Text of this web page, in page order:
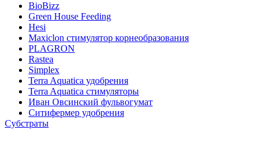
BioBizz
Green House Feeding
Hesi
Maxiclon стимулятор корнеобразования
PLAGRON
Rastea
Simplex
Terra Aquatica удобрения
Terra Aquatica стимуляторы
Иван Овсинский фульвогумат
Ситифермер удобрения
Субстраты